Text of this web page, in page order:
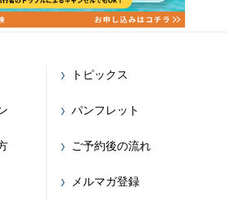
トピックス
パンフレット
ご予約後の流れ
メルマガ登録